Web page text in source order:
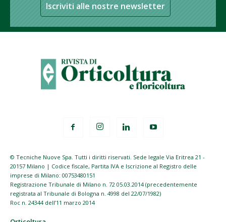
Iscriviti alle nostre newsletter
© Tecniche Nuove Spa. Tutti i diritti riservati. Sede legale Via Eritrea 21 -
20157 Milano | Codice fiscale, Partita IVA e Iscrizione al Registro delle
imprese di Milano: 00753480151
Registrazione Tribunale di Milano n. 72 05.03.2014 (precedentemente
registrata al Tribunale di Bologna n. 4998 del 22/07/1982)
Roc n. 24344 dell’11 marzo 2014